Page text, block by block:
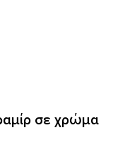
σε χρώμα